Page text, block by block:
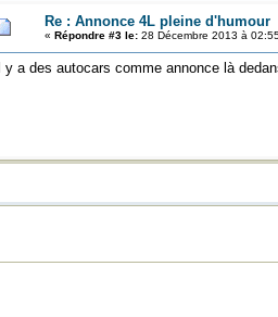
Re : Annonce 4L pleine d'humour
« Répondre #3 le:28 Décembre 2013 à
Il y a des autocars comme annonce là